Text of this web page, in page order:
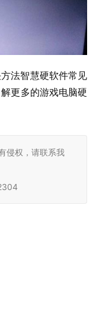
法智慧硬软件常见
更多的游戏电脑硬
侵权，请联系我